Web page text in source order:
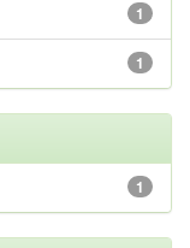
1
1
1